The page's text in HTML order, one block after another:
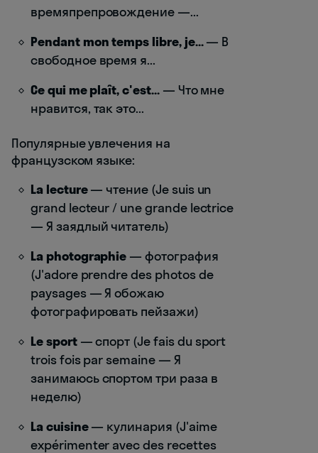
времяпрепровождение —...
Pendant mon temps libre, je...— В
свободное время я...
Ce qui me plaît, c'est...— Что мне
нравится, так это...
Популярные увлечения на
французском языке:
La lecture— чтение (Je suis un
grand lecteur / une grande lectrice
— Я заядлый читатель)
La photographie — фотография
(J'adore prendre des photos de
paysages — Я обожаю
фотографировать пейзажи)
Le sport— спорт (Je fais du sport
trois fois par semaine — Я
занимаюсь спортом три раза в
неделю)
La cuisine— кулинария (J'aime
expérimenter avec des recettes